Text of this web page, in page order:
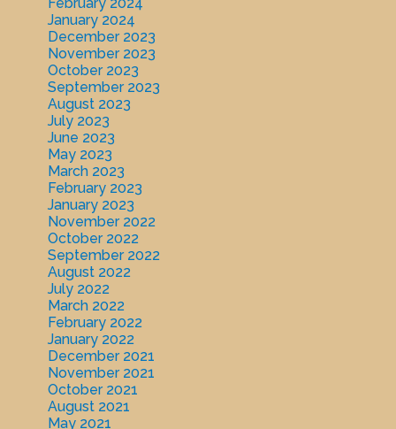
January 2024
December 2023
November 2023
October 2023
September 2023
August 2023
July 2023
June 2023
May 2023
March 2023
February 2023
January 2023
November 2022
October 2022
September 2022
August 2022
July 2022
March 2022
February 2022
January 2022
December 2021
November 2021
October 2021
August 2021
May 2021